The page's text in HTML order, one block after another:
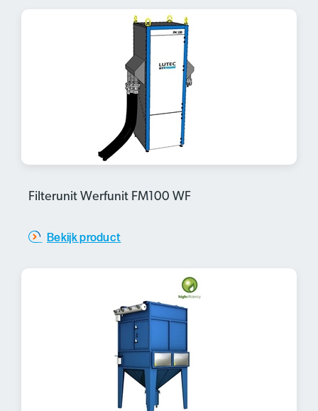
Filterunit Werfunit FM100 WF
Bekijk product